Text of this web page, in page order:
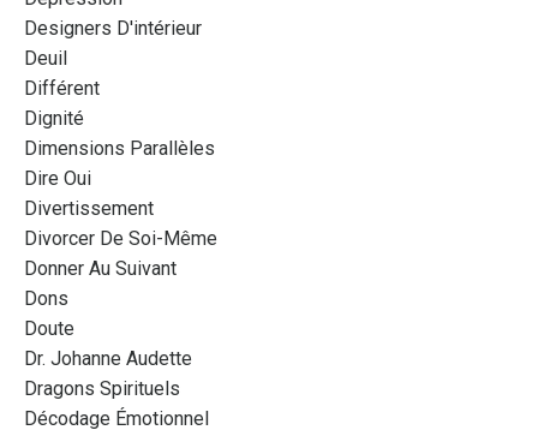
Designers D'intérieur
Deuil
Différent
Dignité
Dimensions Parallèles
Dire Oui
Divertissement
Divorcer De Soi-Même
Donner Au Suivant
Dons
Doute
Dr. Johanne Audette
Dragons Spirituels
Décodage Émotionnel